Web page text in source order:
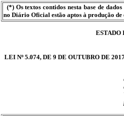
(*) Os textos contidos nesta base de
no Diário Oficial estão aptos à produção de
ESTADO
LEI Nº 5.074, DE 9 DE OUTUBRO DE